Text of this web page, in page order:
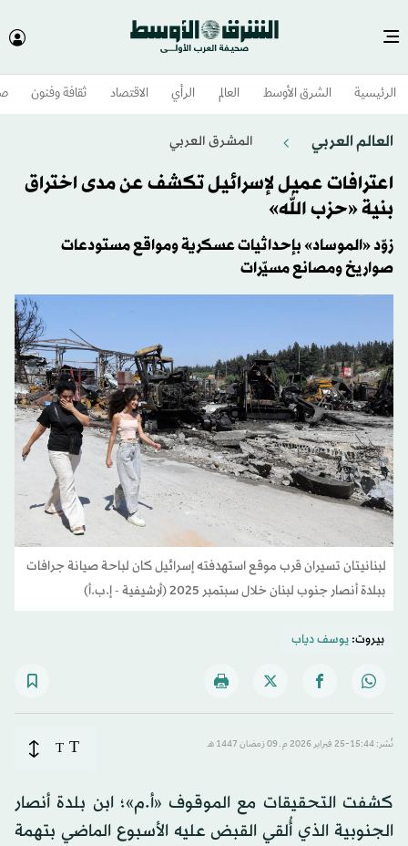
الرئيسية الشرق الأوسط​ العالم الرأي الاقتصاد ثقافة وفنون
العالم العربي المشرق العربي
اعترافات عميل لإسرائيل تكشف عن مدى اختراق
بنية «حزب الله»
زوّد «الموساد» بإحداثيات عسكرية ومواقع مستودعات
صواريخ ومصانع مسيّرات
لبنانيتان تسيران قرب موقع استهدفته إسرائيل كان لباحة صيانة جرافات
ببلدة أنصار جنوب لبنان خلال سبتمبر 2025 (أرشيفية - إ.ب.أ)
بيروت:يوسف دياب
نُشر: 15:44-25 فبراير 2026 م ـ 09 رَمضان 1447 هـ T
T
كشفت التحقيقات مع الموقوف «أ.م»؛ ابن بلدة أنصار
الجنوبية الذي أُلقي القبض عليه الأسبوع الماضي بتهمة